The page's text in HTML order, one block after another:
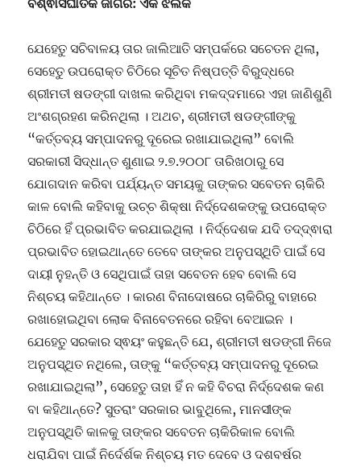
ବିଶ୍ଵାସଘାତକ ଜାଗିରି: ଏକ ଝଲକ
ଯେହେତୁ ସଚିବାଳୟ ତାର ଜାଲିଆତି ସମ୍ପର୍କରେ ସଚେତନ ଥିଲା,
ସେହେତୁ ଉପରୋକ୍ତ ଚିଠିରେ ସୂଚିତ ନିଷ୍ପତ୍ତି ବିରୁଦ୍ଧରେ
ଶ୍ରୀମତୀ ଷଡଙ୍ଗୀ ଦାଖଲ କରିଥିବା ମକଦ୍ଦମାରେ ଏହା ଜାଣିଶୁଣି
ଅଂଶଗ୍ରହଣ କରିନଥିଲା । ଅଥଚ, ଶ୍ରୀମତୀ ଷଡଙ୍ଗୀଙ୍କୁ
“କର୍ତ୍ତବ୍ୟ ସମ୍ପାଦନରୁ ଦୂରେଇ ରଖାଯାଇଥିଲା” ବୋଲି
ସରକାରୀ ସିଦ୍ଧାନ୍ତ ଶୁଣାଇ ୨.୭.୨୦୦୮ ତାରିଖଠାରୁ ସେ
ଯୋଗଦାନ କରିବା ପର୍ଯ୍ୟନ୍ତ ସମୟକୁ ତାଙ୍କର ସବେତନ ଚାକିରି
କାଳ ବୋଲି କହିବାକୁ ଉଚ୍ଚ ଶିକ୍ଷା ନିର୍ଦ୍ଦେଶକଙ୍କୁ ଉପରୋକ୍ତ
ଚିଠିରେ ହିଁ ପ୍ରଭାବିତ କରଯାଇଥିଲା । ନିର୍ଦ୍ଦେଶକ ଯଦି ତଦ୍ଦ୍ଵାରା
ପ୍ରଭାବିତ ହୋଇଥାନ୍ତେ ତେବେ ତାଙ୍କର ଅନୁପସ୍ଥିତି ପାଇଁ ସେ
ଦାୟୀ ନୁହନ୍ତି ଓ ସେଥିପାଇଁ ତାହା ସବେତନ ହେବ ବୋଲି ସେ
ନିଶ୍ଚୟ କହିଥାନ୍ତେ । କାରଣ ବିନାଦୋଷରେ ଚାକିରିରୁ ବାହାରେ
ରଖାହୋଇଥିବା ଲୋକ ବିନାବେତନରେ ରହିବା ବେଆଇନ ।
ଯେହେତୁ ସରକାର ସ୍ଵୟଂ କହୁଛନ୍ତି ଯେ, ଶ୍ରୀମତୀ ଷଡଙ୍ଗୀ ନିଜେ
ଅନୁପସ୍ଥିତ ନଥିଲେ, ତାଙ୍କୁ “କର୍ତ୍ତବ୍ୟ ସମ୍ପାଦନରୁ ଦୂରେଇ
ରଖାଯାଇଥିଲା”, ସେହେତୁ ତାହା ହିଁ ନ କହି ବିଚରା ନିର୍ଦ୍ଦେଶକ କଣ
ବା କହିଥାନ୍ତେ? ସୁତରାଂ ସରକାର ଭାବୁଥିଲେ, ମାନସୀଙ୍କ
ଅନୁପସ୍ଥିତି କାଳକୁ ତାଙ୍କର ସବେତନ ଚାକିରିକାଳ ବୋଲି
ଧରାଯିବା ପାଇଁ ନିର୍ଦେର୍ଶକ ନିଶ୍ଚୟ ମତ ଦେବେ ଓ ଦଶବର୍ଷର